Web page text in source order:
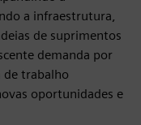
a infraestrutura,
de suprimentos
demanda por
de trabalho
oportunidades e